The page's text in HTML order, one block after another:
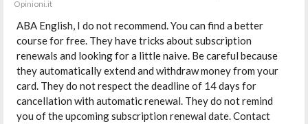
Opinioni.it
ABA English, I do not recommend. You can find a better
course for free. They have tricks about subscription
renewals and looking for a little naive. Be careful because
they automatically extend and withdraw money from your
card. They do not respect the deadline of 14 days for
cancellation with automatic renewal. They do not remind
you of the upcoming subscription renewal date. Contact